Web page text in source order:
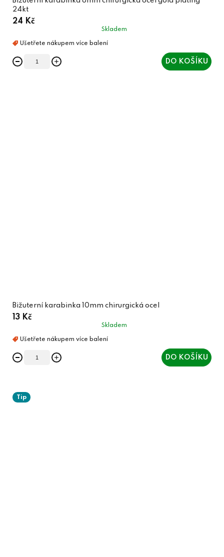
24kt
24 Kč
Skladem
DO KOŠÍKU
Bižuterní karabinka 10mm chirurgická ocel
13 Kč
Skladem
DO KOŠÍKU
Tip